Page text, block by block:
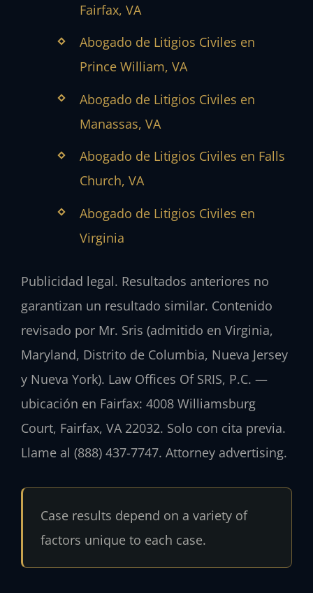
Fairfax, VA
Abogado de Litigios Civiles en
Prince William, VA
Abogado de Litigios Civiles en
Manassas, VA
Abogado de Litigios Civiles en Falls
Church, VA
Abogado de Litigios Civiles en
Virginia
Publicidad legal. Resultados anteriores no
garantizan un resultado similar. Contenido
revisado por Mr. Sris (admitido en Virginia,
Maryland, Distrito de Columbia, Nueva Jersey
y Nueva York). Law Offices Of SRIS, P.C. —
ubicación en Fairfax: 4008 Williamsburg
Court, Fairfax, VA 22032. Solo con cita previa.
Llame al (888) 437-7747. Attorney advertising.
Case results depend on a variety of
factors unique to each case.